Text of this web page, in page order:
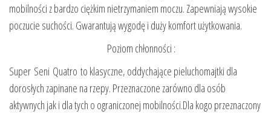
mobilności z bardzo ciężkim nietrzymaniem moczu. Zapewniają wysokie
poczucie suchości. Gwarantują wygodę i duży komfort użytkowania.
Poziom chłonności :
Super Seni Quatro to klasyczne, oddychające pieluchomajtki dla
dorosłych zapinane na rzepy. Przeznaczone zarówno dla osób
aktywnych jak i dla tych o ograniczonej mobilności.Dla kogo przeznaczony